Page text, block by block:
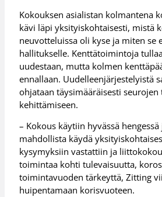
Kokouksen asialistan kolmantena
kävi läpi yksityiskohtaisesti, mistä
neuvotteluissa oli kyse ja miten se
hallitukselle. Kenttätoimintoja
uudestaan, mutta kolmen
ennallaan. Uudelleenjärjestelyistä
ohjataan täysimääräisesti seurojen
kehittämiseen.
– Kokous käytiin hyvässä
mahdollista käydä
kysymyksiin vastattiin ja
toimintaa kohti tulevaisuutta,
toimintavuoden tärkeyttä, Zitting
huipentamaan korisvuoteen.